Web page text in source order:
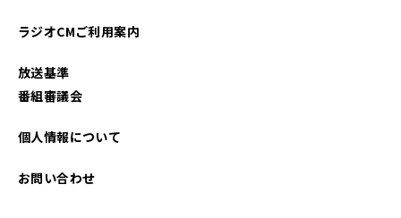
2025年07月
ラジオCMご利用案内
放送基準
番組審議会
個人情報について
お問い合わせ